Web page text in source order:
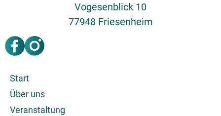
Vogesenblick 10
77948 Friesenheim
Start
Über uns
Veranstaltung